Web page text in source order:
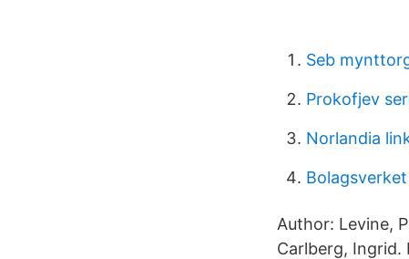
Seb
Prokofjev
Norlandia
Author: Levine,
Carlberg, Ingrid.